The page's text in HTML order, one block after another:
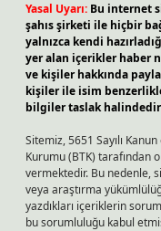
Yasal Uyarı: Bu internet
şahıs şirketi ile hiçbir
yalnızca kendi
yer alan içerikler haber
ve kişiler hakkında
kişiler ile isim
bilgiler taslak
Sitemiz, 5651 Sayılı
Kurumu (BTK) tarafından
vermektedir. Bu nedenle,
veya araştırma
yazdıkları içeriklerin
bu sorumluluğu kabul